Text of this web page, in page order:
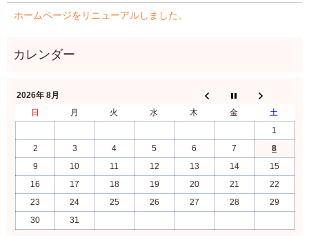
ホームページをリニューアルしました。
2026年 8月
日
月 火 水 木 金
土
1
2
3 4 5 6 7
8
9
10 11 12 13 14
15
16
17 18 19 20 21
22
23
24 25 26 27 28
29
30
31